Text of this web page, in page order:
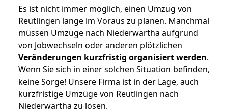
Es ist nicht immer möglich, einen Umzug von
Reutlingen lange im Voraus zu planen. Manchmal
müssen Umzüge nach Niederwartha aufgrund
von Jobwechseln oder anderen plötzlichen
Veränderungen kurzfristig organisiert werden.
Wenn Sie sich in einer solchen Situation befinden,
keine Sorge! Unsere Firma ist in der Lage, auch
kurzfristige Umzüge von Reutlingen nach
Niederwartha zu lösen.